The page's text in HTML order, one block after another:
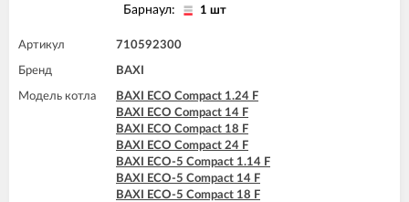
Барнаул: 1 шт
Артикул 710592300
Бренд BAXI
Модель котла
BAXI ECO Compact 1.24 F
BAXI ECO Compact 14 F
BAXI ECO Compact 18 F
BAXI ECO Compact 24 F
BAXI ECO-5 Compact 1.14 F
BAXI ECO-5 Compact 14 F
BAXI ECO-5 Compact 18 F